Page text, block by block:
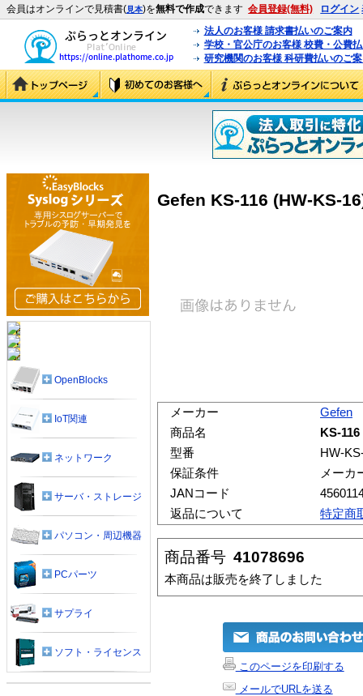
会員はオンラインで見積書(見本)を無料で作成できます 会員登録(無料) ログイン
法人のお客様 請求書払いのご案内
学校・官公庁のお客様 校費・公費
研究機関のお客様 科研費払いのご
Gefen KS-116 (HW-KS-
メーカー
Gefen
商品名
KS-116
型番
HW-
保証条件
メーカ
JANコード
返品について
特定商
商品番号 41078696
本商品は販売を終了しました
このページを印刷する
メールでURLを送る
OpenBlocks
IoT関連
ネットワーク
サーバ・ストレージ
パソコン・周辺機器
PCパーツ
サプライ
ソフト・ライセンス